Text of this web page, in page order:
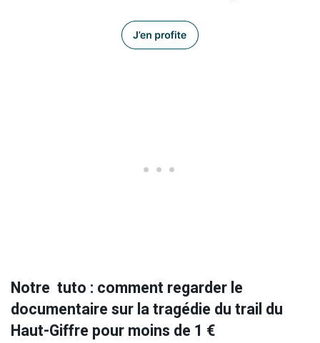
Notre tuto : comment regarder le
documentaire sur la tragédie du trail du
Haut-Giffre pour moins de 1 €